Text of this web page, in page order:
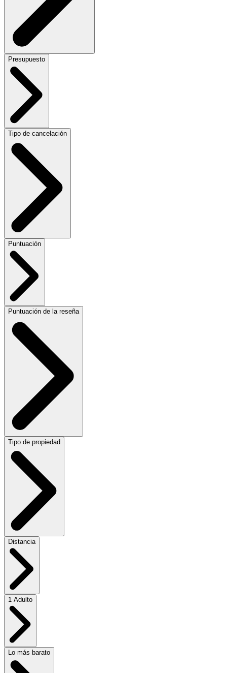
Presupuesto
Tipo de cancelación
Puntuación
Puntuación de la reseña
Tipo de propiedad
Distancia
1 Adulto
Lo más barato